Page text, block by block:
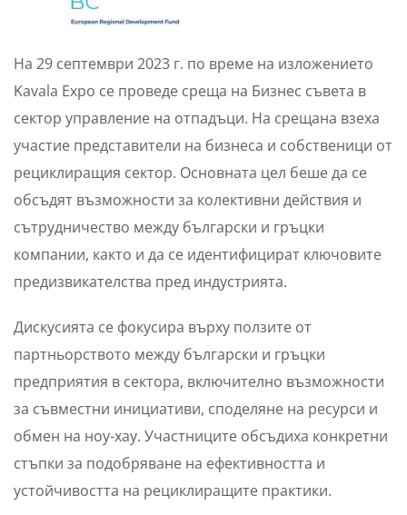
На 29 септември 2023 г. по време на изложението
Kavala Expo се проведе среща на Бизнес съвета в
сектор управление на отпадъци. На срещана взеха
участие представители на бизнеса и собственици от
рециклиращия сектор. Основната цел беше да се
обсъдят възможности за колективни действия и
сътрудничество между български и гръцки
компании, както и да се идентифицират ключовите
предизвикателства пред индустрията.
Дискусията се фокусира върху ползите от
партньорството между български и гръцки
предприятия в сектора, включително възможности
за съвместни инициативи, споделяне на ресурси и
обмен на ноу-хау. Участниците обсъдиха конкретни
стъпки за подобряване на ефективността и
устойчивостта на рециклиращите практики.